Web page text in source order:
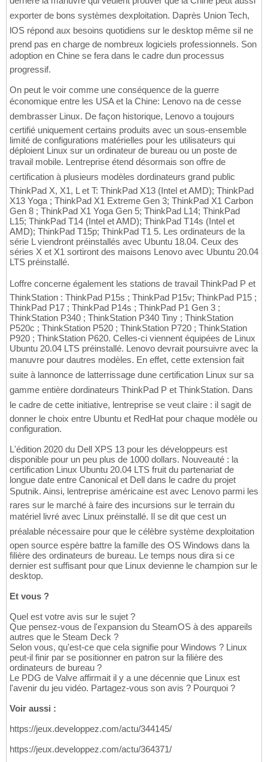
exporter de bons systèmes dexploitation. Daprès Union Tech,
lOS répond aux besoins quotidiens sur le desktop même sil ne
prend pas en charge de nombreux logiciels professionnels. Son
adoption en Chine se fera dans le cadre dun processus
progressif.
On peut le voir comme une conséquence de la guerre
économique entre les USA et la Chine: Lenovo na de cesse
dembrasser Linux. De façon historique, Lenovo a toujours
certifié uniquement certains produits avec un sous-ensemble
limité de configurations matérielles pour les utilisateurs qui
déploient Linux sur un ordinateur de bureau ou un poste de
travail mobile. Lentreprise étend désormais son offre de
certification à plusieurs modèles dordinateurs grand public
ThinkPad X, X1, L et T: ThinkPad X13 (Intel et AMD); ThinkPad
X13 Yoga ; ThinkPad X1 Extreme Gen 3; ThinkPad X1 Carbon
Gen 8 ; ThinkPad X1 Yoga Gen 5; ThinkPad L14; ThinkPad
L15; ThinkPad T14 (Intel et AMD); ThinkPad T14s (Intel et
AMD); ThinkPad T15p; ThinkPad T1 5. Les ordinateurs de la
série L viendront préinstallés avec Ubuntu 18.04. Ceux des
séries X et X1 sortiront des maisons Lenovo avec Ubuntu 20.04
LTS préinstallé.
Loffre concerne également les stations de travail ThinkPad P et
ThinkStation : ThinkPad P15s ; ThinkPad P15v; ThinkPad P15 ;
ThinkPad P17 ; ThinkPad P14s ; ThinkPad P1 Gen 3 ;
ThinkStation P340 ; ThinkStation P340 Tiny ; ThinkStation
P520c ; ThinkStation P520 ; ThinkStation P720 ; ThinkStation
P920 ; ThinkStation P620. Celles-ci viennent équipées de Linux
Ubuntu 20.04 LTS préinstallé. Lenovo devrait poursuivre avec la
manuvre pour dautres modèles. En effet, cette extension fait
suite à lannonce de latterrissage dune certification Linux sur sa
gamme entière dordinateurs ThinkPad P et ThinkStation. Dans
le cadre de cette initiative, lentreprise se veut claire : il sagit de
donner le choix entre Ubuntu et RedHat pour chaque modèle ou
configuration.
L'édition 2020 du Dell XPS 13 pour les développeurs est
disponible pour un peu plus de 1000 dollars. Nouveauté : la
certification Linux Ubuntu 20.04 LTS fruit du partenariat de
longue date entre Canonical et Dell dans le cadre du projet
Sputnik. Ainsi, lentreprise américaine est avec Lenovo parmi les
rares sur le marché à faire des incursions sur le terrain du
matériel livré avec Linux préinstallé. Il se dit que cest un
préalable nécessaire pour que le célèbre système dexploitation
open source espère battre la famille des OS Windows dans la
filière des ordinateurs de bureau. Le temps nous dira si ce
dernier est suffisant pour que Linux devienne le champion sur le
desktop.
Et vous ?
Quel est votre avis sur le sujet ?
Que pensez-vous de l'expansion du SteamOS à des appareils
autres que le Steam Deck ?
Selon vous, qu'est-ce que cela signifie pour Windows ? Linux
peut-il finir par se positionner en patron sur la filière des
ordinateurs de bureau ?
Le PDG de Valve affirmait il y a une décennie que Linux est
l'avenir du jeu vidéo. Partagez-vous son avis ? Pourquoi ?
Voir aussi :
https://jeux.developpez.com/actu/344145/
https://jeux.developpez.com/actu/364371/